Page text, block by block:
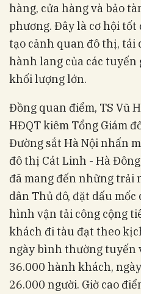
hàng, cửa hàng và bảo
phương. Đây là cơ hội tốt
tạo cảnh quan đô thị, tái
hành lang của các tuyến
khối lượng lớn.
Đồng quan điểm, TS Vũ
HĐQT kiêm Tổng Giám
Đường sắt Hà Nội nhấn
đô thị Cát Linh - Hà
đã mang đến những trải
dân Thủ đô, đặt dấu
hình vận tải công cộng
khách đi tàu đạt theo
ngày bình thường tuyến
36.000 hành khách,
26.000 người. Giờ cao